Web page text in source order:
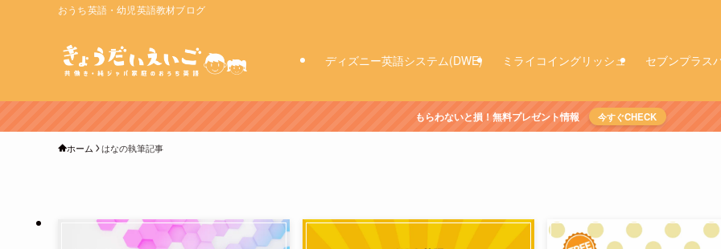
おうち英語・幼児英語教材ブログ
ディズニー英語システム(DWE) ミライコイングリッシュ セブンプラス
もらわないと損！無料プレゼント情報 今すぐCHECK
ホーム はなの執筆記事